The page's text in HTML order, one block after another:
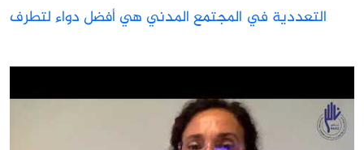
التعددية في المجتمع المدني هي أفضل دواء لتطرف